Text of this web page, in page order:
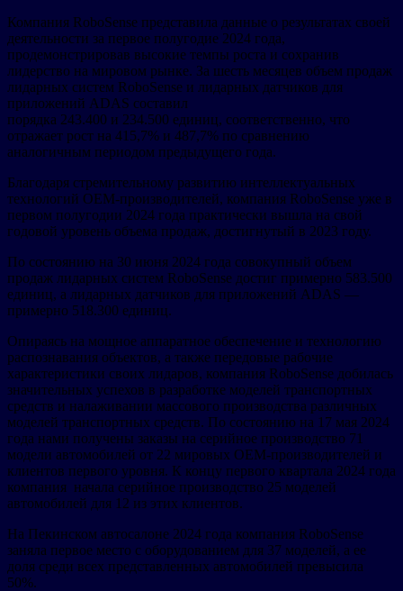
Компания RoboSense представила данные о результатах своей
деятельности за первое полугодие 2024 года,
продемонстрировав высокие темпы роста и сохранив
лидерство на мировом рынке. За шесть месяцев объем продаж
лидарных систем RoboSense и лидарных датчиков для
приложений ADAS составил
порядка 243.400 и 234.500 единиц, соответственно, что
отражает рост на 415,7% и 487,7% по сравнению
аналогичным периодом предыдущего года.
Благодаря стремительному развитию интеллектуальных
технологий OEM-производителей, компания RoboSense уже в
первом полугодии 2024 года практически вышла на свой
годовой уровень объема продаж, достигнутый в 2023 году.
По состоянию на 30 июня 2024 года совокупный объем
продаж лидарных систем RoboSense достиг примерно 583.500
единиц, а лидарных датчиков для приложений ADAS —
примерно 518.300 единиц.
Опираясь на мощное аппаратное обеспечение и технологию
распознавания объектов, а также передовые рабочие
характеристики своих лидаров, компания RoboSense добилась
значительных успехов в разработке моделей транспортных
средств и налаживании массового производства различных
моделей транспортных средств. По состоянию на 17 мая 2024
года нами получены заказы на серийное производство 71
модели автомобилей от 22 мировых OEM-производителей и
клиентов первого уровня. К концу первого квартала 2024 года
компания начала серийное производство 25 моделей
автомобилей для 12 из этих клиентов.
На Пекинском автосалоне 2024 года компания RoboSense
заняла первое место с оборудованием для 37 моделей, а ее
доля среди всех представленных автомобилей превысила
50%.